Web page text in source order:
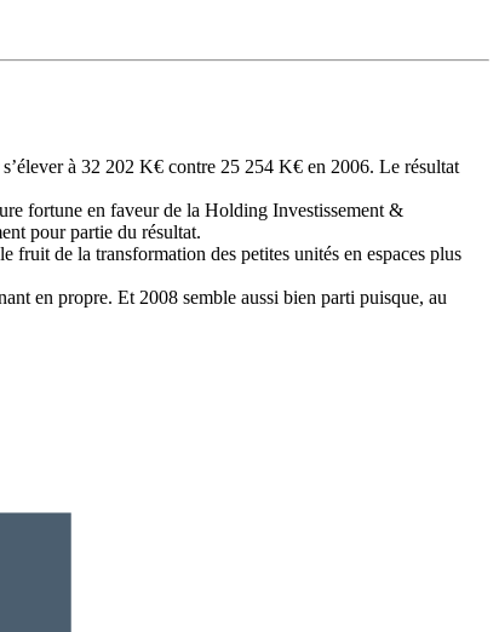
à 32 202 K€ contre 25 254 K€ en 2006. Le résultat
fortune en faveur de la Holding Investissement &
pour partie du résultat.
fruit de la transformation des petites unités en espaces plus
en propre. Et 2008 semble aussi bien parti puisque, au